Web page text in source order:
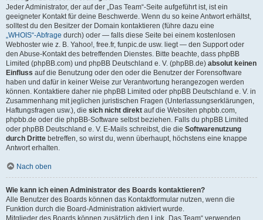
Jeder Administrator, der auf der „Das Team“-Seite aufgeführt ist, ist ein
geeigneter Kontakt für deine Beschwerde. Wenn du so keine Antwort erhältst,
solltest du den Besitzer der Domain kontaktieren (führe dazu eine
„WHOIS“-Abfrage durch) oder — falls diese Seite bei einem kostenlosen
Webhoster wie z. B. Yahoo!, free.fr, funpic.de usw. liegt — den Support oder
den Abuse-Kontakt des betreffenden Dienstes. Bitte beachte, dass phpBB
Limited (phpBB.com) und phpBB Deutschland e. V. (phpBB.de) absolut keinen
Einfluss auf die Benutzung oder den oder die Benutzer der Forensoftware
haben und dafür in keiner Weise zur Verantwortung herangezogen werden
können. Kontaktiere daher nie phpBB Limited oder phpBB Deutschland e. V. in
Zusammenhang mit jeglichen juristischen Fragen (Unterlassungserklärungen,
Haftungsfragen usw.), die sich nicht direkt auf die Websiten phpbb.com,
phpbb.de oder die phpBB-Software selbst beziehen. Falls du phpBB Limited
oder phpBB Deutschland e. V. E-Mails schreibst, die die Softwarenutzung
durch Dritte betreffen, so wirst du, wenn überhaupt, höchstens eine knappe
Antwort erhalten.
Nach oben
Wie kann ich einen Administrator des Boards kontaktieren?
Alle Benutzer des Boards können das Kontaktformular nutzen, wenn die
Funktion durch die Board-Administration aktiviert wurde.
Mitglieder des Boards können zusätzlich den Link „Das Team“ verwenden.